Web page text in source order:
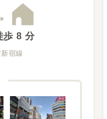
歩 8 分
宿線